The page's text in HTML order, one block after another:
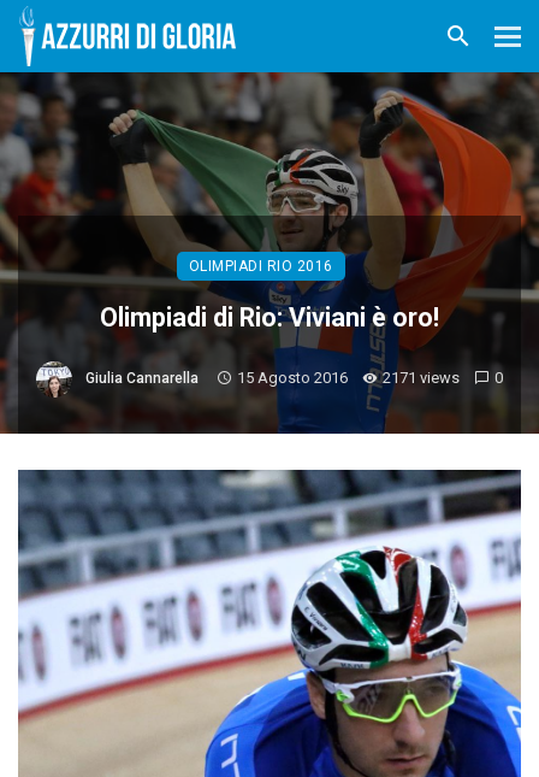
OLIMPIADI RIO 2016
Olimpiadi di Rio: Viviani è oro!
Giulia Cannarella 15 Agosto 2016 2171 views 0